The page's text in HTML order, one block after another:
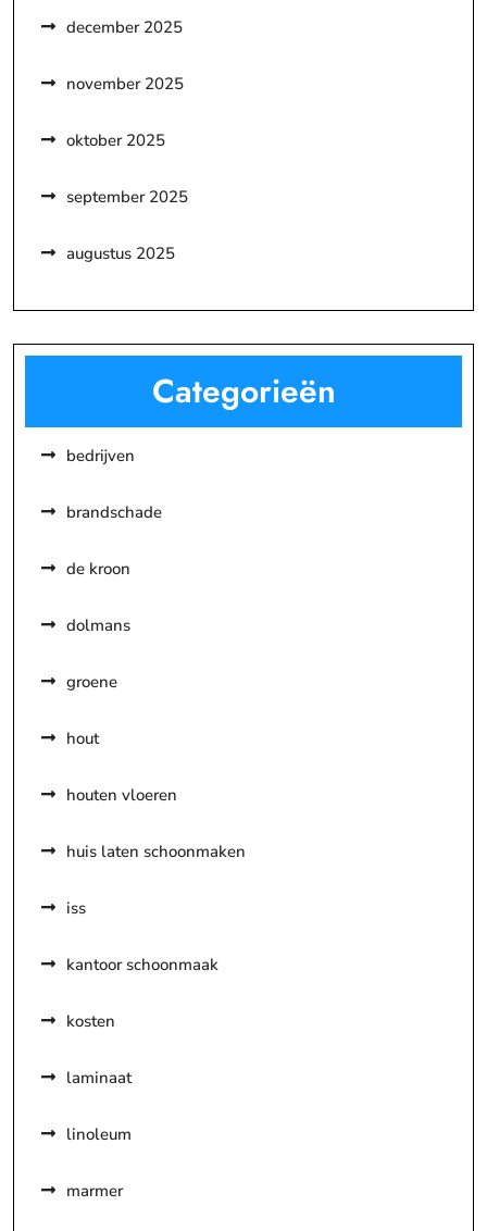
december 2025
november 2025
oktober 2025
september 2025
augustus 2025
Categorieën
bedrijven
brandschade
de kroon
dolmans
groene
hout
houten vloeren
huis laten schoonmaken
iss
kantoor schoonmaak
kosten
laminaat
linoleum
marmer